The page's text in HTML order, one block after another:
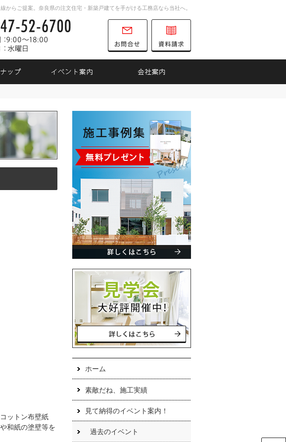
からご提案。奈良県の注文住宅・新築戸建てを手がける工務店なら当社へ。
ットン布壁紙
和紙の塗壁等を
ホーム
素敵だね、施工実績
見て納得のイベント案内！
過去のイベント
0747-52-6700
営業時間
9:00～18:00
定休日
水曜日 お問合せ